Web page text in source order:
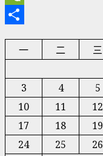
WeChat
一
二 三
3
4 5
10
11 12
17
18 19
24
25 26